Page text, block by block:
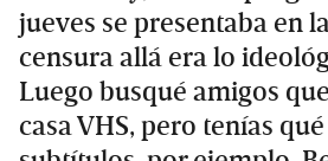
jueves se presentaba en
censura allá era lo
Luego busqué amigos
casa VHS, pero tenías